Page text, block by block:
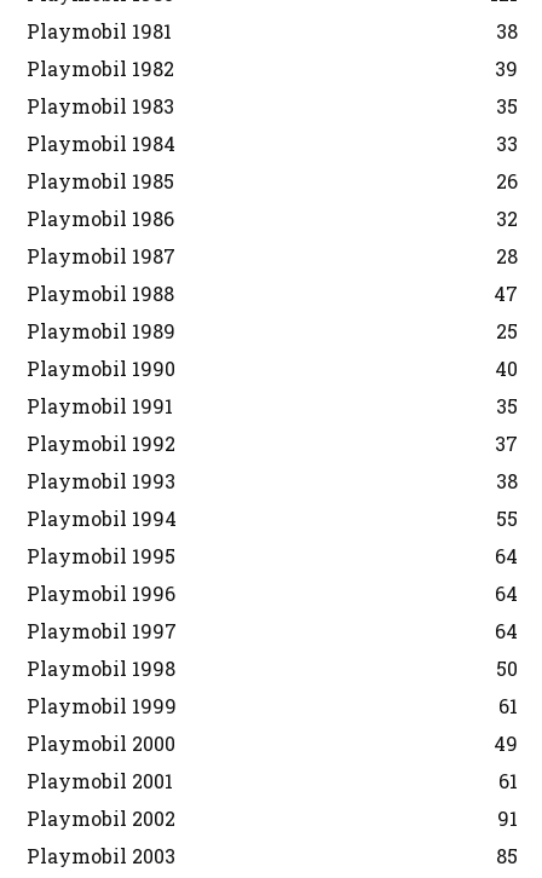
Playmobil 1981
38
Playmobil 1982
39
Playmobil 1983
35
Playmobil 1984
33
Playmobil 1985
26
Playmobil 1986
32
Playmobil 1987
28
Playmobil 1988
47
Playmobil 1989
25
Playmobil 1990
40
Playmobil 1991
35
Playmobil 1992
37
Playmobil 1993
38
Playmobil 1994
55
Playmobil 1995
64
Playmobil 1996
64
Playmobil 1997
64
Playmobil 1998
50
Playmobil 1999
61
Playmobil 2000
49
Playmobil 2001
61
Playmobil 2002
91
Playmobil 2003
85